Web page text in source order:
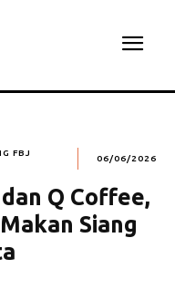
FBJ
06/06/2026
Q Coffee,
Siang